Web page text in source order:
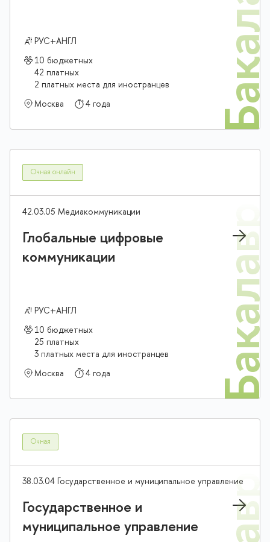
РУС+АНГЛ
10 бюджетных
42 платных
2 платных места для иностранцев
Москва
4 года
Очная онлайн
42.03.05 Медиакоммуникации
Глобальные цифровые
коммуникации
РУС+АНГЛ
10 бюджетных
25 платных
3 платных места для иностранцев
Москва
4 года
Очная
38.03.04 Государственное и муниципальное управление
Государственное и
муниципальное управление